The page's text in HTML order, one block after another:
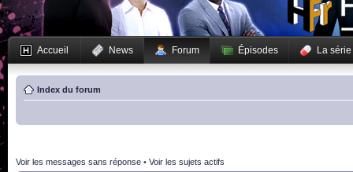
Accueil News Forum Épisodes La série
Index du forum
Voir les messages sans réponse • Voir les sujets actifs